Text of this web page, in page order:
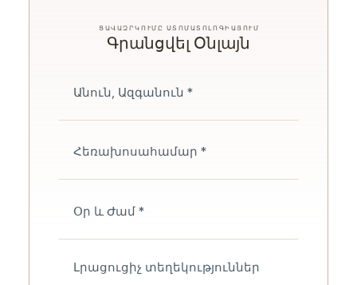
ՑԱՎԱԶՐԿՈՒՄԸ ՍՏՈՄԱՏՈԼՈԳԻԱՅՈՒՄ
Գրանցվել Օնլայն